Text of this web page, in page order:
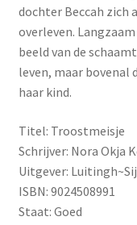
dochter Beccah zich
overleven.
beeld van de
leven, maar bovenal
haar kind.
Titel: Troostmeisje
Schrijver: Nora Okja
Uitgever:
ISBN: 9024508991
Staat: Goed